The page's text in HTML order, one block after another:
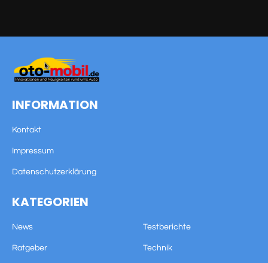
INFORMATION
Kontakt
Impressum
Datenschutzerklärung
KATEGORIEN
News Testberichte
Ratgeber Technik